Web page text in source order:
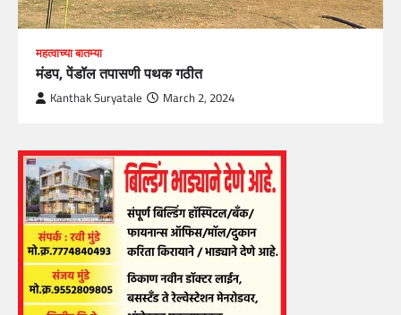
महत्वाच्या बातम्या
मंडप, पेंडॉल तपासणी पथक गठीत
Kanthak Suryatale March 2, 2024